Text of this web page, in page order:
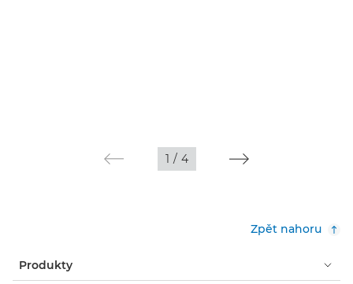
1 / 4
Zpět nahoru
Produkty